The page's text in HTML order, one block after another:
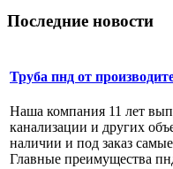
Последние новости
Труба пнд от
Наша компания 11 лет
канализации и других
наличии и под заказ
Главные преимущества